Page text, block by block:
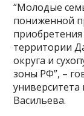
“Молодые
пониженной
территории
округа и
зоны РФ”, –
Васильева.